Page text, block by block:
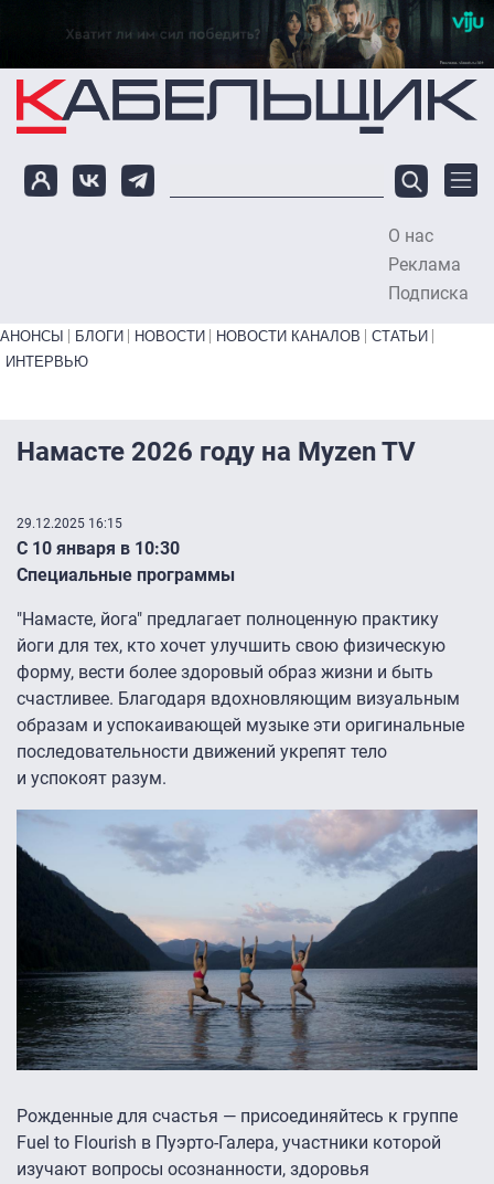
Перейти к основному содержанию
О нас
Реклама
Подписка
Primary links bottom
АНОНСЫ БЛОГИ НОВОСТИ НОВОСТИ КАНАЛОВ
СТАТЬИ
ИНТЕРВЬЮ
Намасте 2026 году на Myzen TV
29.12.2025 16:15
С 10 января в 10:30
Специальные программы
"Намасте, йога" предлагает полноценную практику
йоги для тех, кто хочет улучшить свою физическую
форму, вести более здоровый образ жизни и быть
счастливее. Благодаря вдохновляющим визуальным
образам и успокаивающей музыке эти оригинальные
последовательности движений укрепят тело
и успокоят разум.
Рожденные для счастья — присоединяйтесь к группе
Fuel to Flourish в Пуэрто-Галера, участники которой
изучают вопросы осознанности, здоровья